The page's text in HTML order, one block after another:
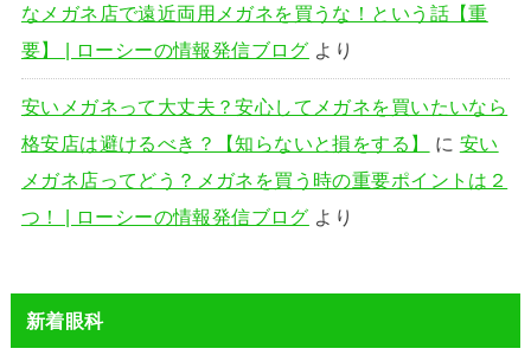
なメガネ店で遠近両用メガネを買うな！という話【重
要】 | ローシーの情報発信ブログ より
安いメガネって大丈夫？安心してメガネを買いたいなら
格安店は避けるべき？【知らないと損をする】
に 安い
メガネ店ってどう？メガネを買う時の重要ポイントは２
つ！ | ローシーの情報発信ブログ より
新着眼科